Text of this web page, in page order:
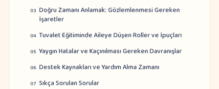
03 Doğru Zamanı Anlamak: Gözlemlenmesi Gereken
İşaretler
04 Tuvalet Eğitiminde Aileye Düşen Roller ve İpuçları
05 Yaygın Hatalar ve Kaçınılması Gereken Davranışlar
06 Destek Kaynakları ve Yardım Alma Zamanı
07 Sıkça Sorulan Sorular